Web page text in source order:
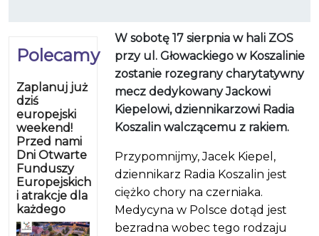
Polecamy
Zaplanuj już
dziś
europejski
weekend!
Przed nami
Dni Otwarte
Funduszy
Europejskich
i atrakcje dla
każdego
W sobotę 17 sierpnia w hali ZOS
przy ul. Głowackiego w Koszalinie
zostanie rozegrany charytatywny
mecz dedykowany Jackowi
Kiepelowi, dziennikarzowi Radia
Koszalin walczącemu z rakiem.
Przypomnijmy, Jacek Kiepel,
dziennikarz Radia Koszalin jest
ciężko chory na czerniaka.
Medycyna w Polsce dotąd jest
bezradna wobec tego rodzaju